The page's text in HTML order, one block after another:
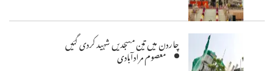
چاردن میں تین مسجدیں شہید کردی گئیں
معصوم مرادآبادی